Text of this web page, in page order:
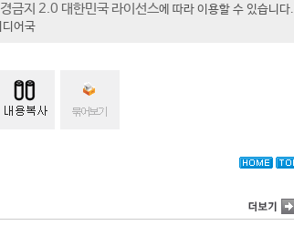
금지 2.0 대한민국 라이선스에 따라 이용할 수 있습니다.
어국